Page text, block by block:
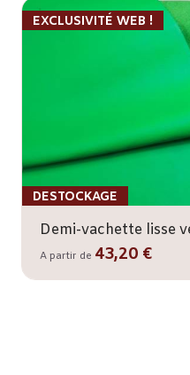
DESTOCKAGE
EXCLUSIVITÉ WEB !
A partir de 43,20 €